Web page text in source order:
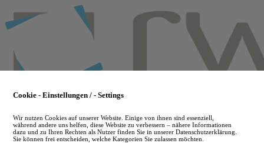
to
main
Cookie - Einstellungen / - Settings
Wir nutzen Cookies auf unserer Website. Einige von ihnen sind essenziell,
während andere uns helfen, diese Website zu verbessern – nähere Informationen
dazu und zu Ihren Rechten als Nutzer finden Sie in unserer Datenschutzerklärung.
Sie können frei entscheiden, welche Kategorien Sie zulassen möchten.